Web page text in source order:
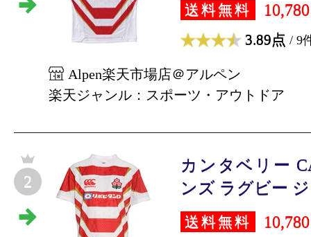
送料無料
3.89点 / 9
Alpen楽天市場店＠アルペン
楽天ジャンル：スポーツ・アウトドア
2
カンタベリー
ンズ ラグビー
送料無料